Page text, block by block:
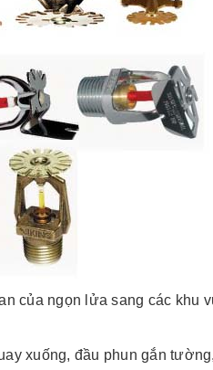
của ngọn lửa sang các khu
xuống, đầu phun gắn